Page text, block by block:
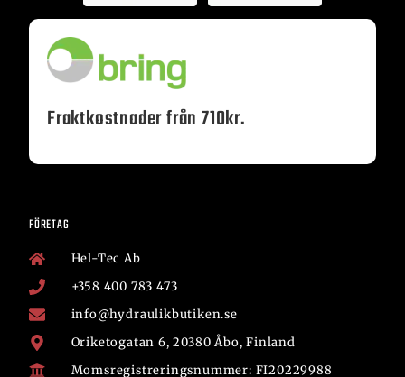
Fraktkostnader från 710kr.
FÖRETAG
Hel-Tec Ab
+358 400 783 473
info@hydraulikbutiken.se
Oriketogatan 6, 20380 Åbo, Finland
Momsregistreringsnummer: FI20229988